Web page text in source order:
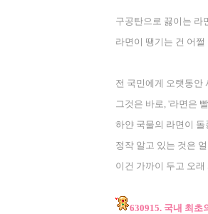
구공탄으로 끓이는 라
라면이 땡기는 건 어쩔
전 국민에게 오랫동안
그것은 바로, '라면은
하얀 국물의 라면이
정작 알고 있는 것은
이건 가까이 두고 오
630915. 국내 최초